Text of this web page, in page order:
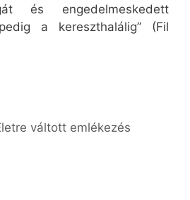
és engedelmeskedett
a kereszthalálig” (Fil
váltott emlékezés